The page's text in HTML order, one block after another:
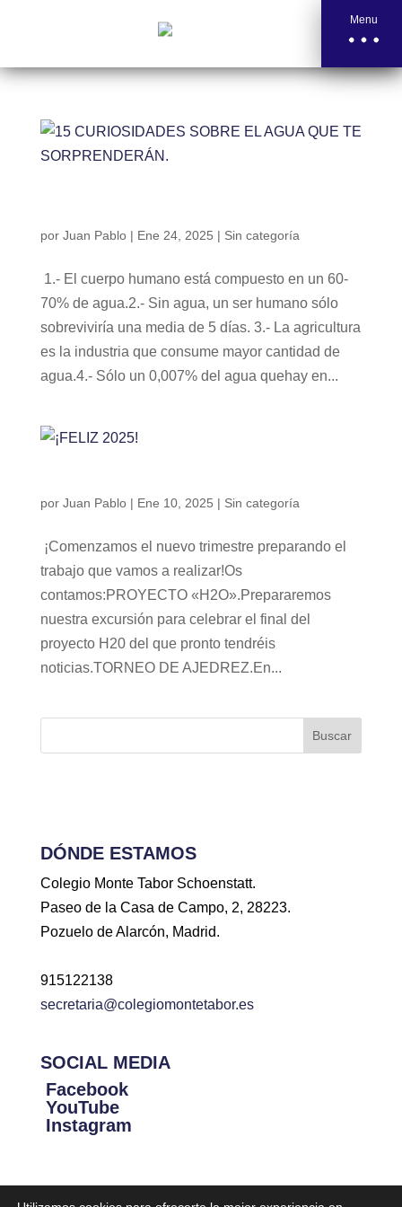
Menu
por Juan Pablo| Ene 24, 2025 | Sin categoría
1.- El cuerpo humano está compuesto en un 60-
70% de agua.2.- Sin agua, un ser humano sólo
sobreviviría una media de 5 días. 3.- La agricultura
es la industria que consume mayor cantidad de
agua.4.- Sólo un 0,007% del agua quehay en...
por Juan Pablo| Ene 10, 2025 | Sin categoría
¡Comenzamos el nuevo trimestre preparando el
trabajo que vamos a realizar!Os
contamos:PROYECTO «H2O».Prepararemos
nuestra excursión para celebrar el final del
proyecto H20 del que pronto tendréis
noticias.TORNEO DE AJEDREZ.En...
Buscar
DÓNDE ESTAMOS
Colegio Monte Tabor Schoenstatt.
Paseo de la Casa de Campo, 2, 28223.
Pozuelo de Alarcón, Madrid.
915122138
secretaria@colegiomontetabor.es
SOCIAL MEDIA
Facebook
YouTube
Instagram